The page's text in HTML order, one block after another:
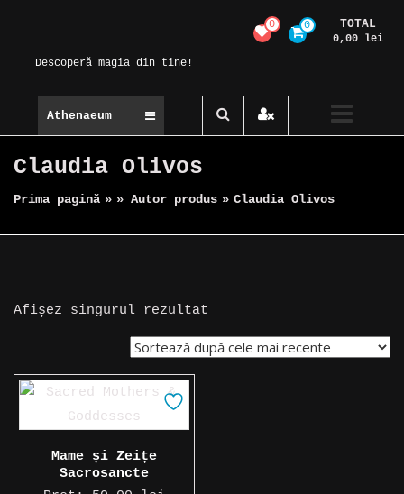
contentDescoperă magia din tine!
0 0 TOTAL
0,00 lei
Athenaeum
Claudia Olivos
Prima pagină » » Autor produs » Claudia Olivos
Afișez singurul rezultat
Mame și Zeițe
Sacrosancte